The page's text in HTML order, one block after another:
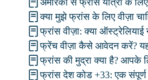
अमेरिका से फ्रांस यात्रा के
क्या मुझे फ्रांस के लिए वीज़ा
फ्रांस वीज़ा: क्या ऑस्ट्रेलियाई
फ्रेंच वीज़ा कैसे आवेदन करें? यहाँ
फ्रांस की मुद्रा क्या है? आपके
फ्रांस देश कोड +33: एक संपूर्ण